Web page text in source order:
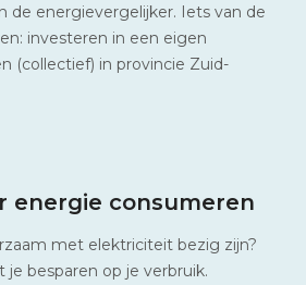
de energievergelijker. Iets van de
investeren in een eigen
(collectief) in provincie Zuid-
energie consumeren
met elektriciteit bezig zijn?
je besparen op je verbruik.